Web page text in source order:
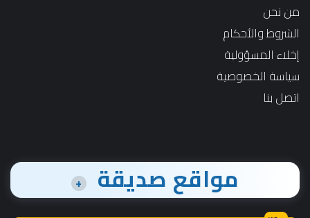
من نحن
الشروط والأحكام
إخلاء المسؤولية
سياسة الخصوصية
اتصل بنا
مواقع صديقة +